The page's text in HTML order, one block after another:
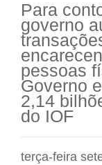
Para
governo
pessoas
Governo
2,14
do IOF
terça-feira